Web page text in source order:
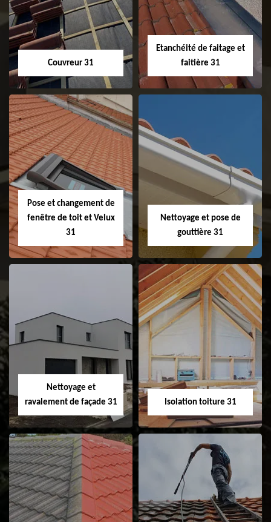
Couvreur 31
Couvreur 31
Etanchéité de faitage et
faitière 31
Etanchéité de
faitage et faitière
31
Pose et changement de
fenêtre de toit et Velux
31
Pose et
changement de
fenêtre de toit et
Velux 31
Nettoyage et pose de
gouttière 31
Nettoyage et pose
Nettoyage et
ravalement de façade 31
Nettoyage et
ravalement de
Isolation toiture 31
Isolation toiture 31